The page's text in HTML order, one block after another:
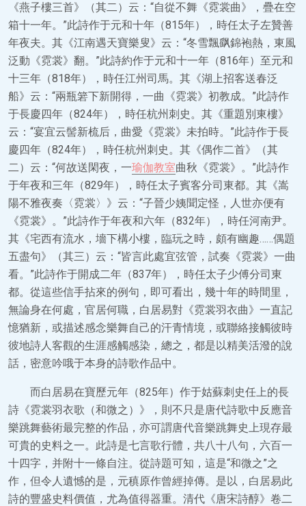
《燕子樓三首》（其二）云：“自從不舞《霓裳曲》，疊在空
箱十一年。”此詩作于元和十年（815年），時任太子左贊善
年夜夫。其《江南遇天寶樂叟》云：“冬雪飄飖錦袍熱，東風
泛動《霓裳》翻。”此詩約作于元和十一年（816年）至元和
十三年（818年），時任江州司馬。其《湖上招客送春泛
船》云：“兩瓶箬下新開得，一曲《霓裳》初教成。”此詩作
于長慶四年（824年），時任杭州刺史。其《重題別東樓》
云：“宴宜云髻新梳后，曲愛《霓裳》未拍時。”此詩作于長
慶四年（824年），時任杭州刺史。其《偶作二首》（其
二）云：“何故送閑夜，一瑜伽教室曲秋《霓裳》。”此詩作
于年夜和三年（829年），時任太子賓客分司東都。其《嵩
陽不雅夜奏〈霓裳〉》云：“子晉少姨聞定怪，人世亦便有
《霓裳》。”此詩作于年夜和六年（832年），時任河南尹。
其《宅西有流水，墻下構小樓，臨玩之時，頗有幽趣……偶題
五盡句》（其三）云：“皆言此處宜弦管，試奏《霓裳》一曲
看。”此詩作于開成二年（837年），時任太子少傅分司東
都。從這些信手拈來的例句，即可看出，幾十年的時間里，
無論身在何處，官居何職，白居易對《霓裳羽衣曲》一直記
憶猶新，或描述感念樂舞自己的汗青情境，或聯絡接觸彼時
彼地詩人客觀的生涯感觸感染，總之，都是以精美活潑的說
話，密意吟哦于本身的詩歌作品中。
而白居易在寶歷元年（825年）作于姑蘇刺史任上的長
詩《霓裳羽衣歌（和微之）》，則不只是唐代詩歌中反應音
樂跳舞藝術最完整的作品，亦可謂唐代音樂跳舞史上現存最
可貴的史料之一。此詩是七言歌行體，共八十八句，六百一
十四字，并附十一條自注。從詩題可知，這是“和微之”之
作，但令人遺憾的是，元稹原作曾經掉傳。是以，白居易此
詩的豐盛史料價值，尤為值得器重。清代《唐宋詩醇》卷二